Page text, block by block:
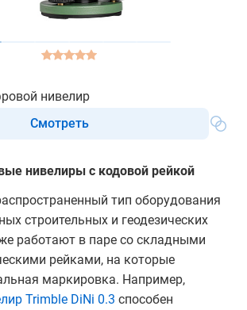
нивелир
Смотреть
нивелиры с кодовой рейкой
тип оборудования
строительных и геодезических
работают в паре со складными
рейками, на которые
маркировка. Например,
Trimble DiNi 0.3 способен